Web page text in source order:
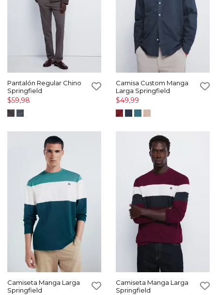
Pantalón Regular Chino
Springfield
$59,98
Camisa Custom Manga
Larga Springfield
$49,99
Camiseta Manga Larga
Springfield
Camiseta Manga Larga
Springfield